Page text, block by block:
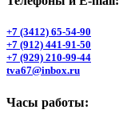
+7 (3412) 65-54-90
+7 (912) 441-91-50
+7 (929) 210-99-44
tva67@inbox.ru
Часы работы: